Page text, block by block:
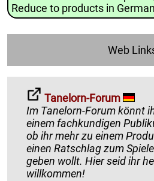
Reduce to products in
Web
Tanelorn-Forum
Im Tanelorn-Forum könnt
einem fachkundigen
ob ihr mehr zu einem Produkt wissen wollt¸
einen Ratschlag zum
geben wollt. Hier seid ihr herzlich
willkommen!